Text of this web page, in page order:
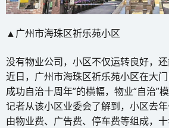
▲广州市海珠区祈乐苑小区
没有物业公司，小区不仅运转良好，还
近日，广州市海珠区祈乐苑小区在大
成功自治十周年”的横幅，物业“自治”
记者从该小区业委会了解到，小区去年
由物业费、广告费、停车费等组成，